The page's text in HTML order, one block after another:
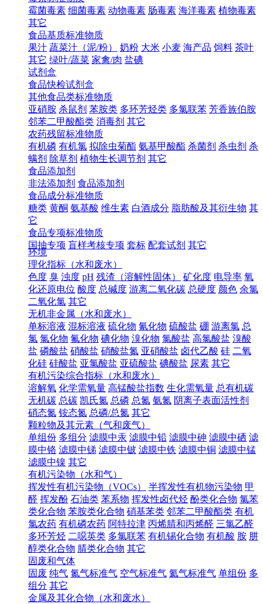
霉菌毒素 细菌毒素 动物毒素 肠毒素 海洋毒素 植物毒素
其它
食品基质标准物质
果汁 蔬菜汁（泥/粉） 奶粉 大米 小麦 海产品 饲料 茶叶
其它 绿叶/蔬菜 家禽/肉 盐碘
试剂盒
食品快检试剂盒
其他食品类标准物质
亚硝胺 杀鼠剂 苯胺类 多环芳烃类 多氯联苯 芳香族伯胺
邻苯二甲酸酯类 消毒剂 其它
农药残留标准物质
有机磷 有机氯 拟除虫菊酯 氨基甲酸酯 杀菌剂 杀虫剂 杀
螨剂 除草剂 植物生长调节剂 其它
食品添加剂
非法添加剂 食品添加剂
食品成分标准物质
糖类 黄酮 氨基酸 维生素 白酒成分 脂肪酸及其衍生物 其
它
食品专项标准物质
国抽专项 盲样考核专项 套标 配套试剂 其它
环境
理化指标（水和废水）
色度 臭 浊度 pH 残渣（溶解性固体） 矿化度 电导率 氧
化还原电位 酸度 总碱度 游离二氧化碳 总硬度 颜色 余氯
二氧化氯 其它
无机非金属（水和废水）
单标溶液 混标溶液 硫化物 氰化物 硫酸盐 硼 游离氯 总
氯 氯化物 氟化物 碘化物 溴化物 氯酸盐 高氯酸盐 溴酸
盐 磷酸盐 硝酸盐 硝酸盐氮 亚硝酸盐 卤代乙酸 硅 二氧
化硅 硅酸盐 亚氯酸盐 亚硫酸盐 碘酸盐 尿素 其它
有机污染综合指标（水和废水）
溶解氧 化学需氧量 高锰酸盐指数 生化需氧量 总有机碳
无机碳 总碳 凯氏氮 总磷 总氮 氨氮 阴离子表面活性剂
硝态氮 铵态氮 总磷/总氮 其它
颗粒物及其元素（气和废气）
单组份 多组分 滤膜中汞 滤膜中铅 滤膜中砷 滤膜中硒 滤
膜中铬 滤膜中锑 滤膜中铍 滤膜中铁 滤膜中铜 滤膜中锰
滤膜中镍 其它
有机污染物（水和气）
挥发性有机污染物（VOCs）
半挥发性有机物污染物 甲
醛 挥发酚 石油类 苯系物 挥发性卤代烃 酚类化合物 氯苯
类化合物 苯胺类化合物 硝基苯类 邻苯二甲酸酯类 有机
氯农药 有机磷农药 阿特拉津 丙烯腈和丙烯醛 三氯乙醛
多环芳烃 二噁英类 多氯联苯 有机锡化合物 有机酸 胺 肼
醇类化合物 腈类化合物 其它
固废和气体
固废 纯气 氮气标准气 空气标准气 氦气标准气 单组份 多
组分 其它
金属及其化合物（水和废水）